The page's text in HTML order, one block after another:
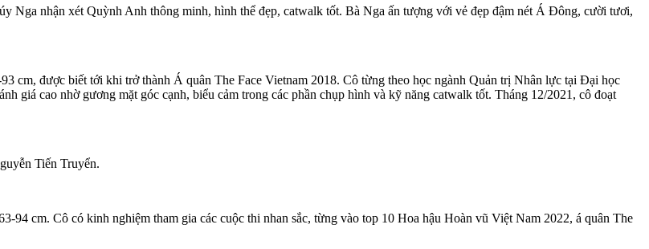
Nga nhận xét Quỳnh Anh thông minh, hình thể đẹp, catwalk tốt. Bà Nga ấn tượng với vẻ đẹp đậm nét Á Đông, cười tươi,
cm, được biết tới khi trở thành Á quân The Face Vietnam 2018. Cô từng theo học ngành Quản trị Nhân lực tại Đại học
giá cao nhờ gương mặt góc cạnh, biểu cảm trong các phần chụp hình và kỹ năng catwalk tốt. Tháng 12/2021, cô đoạt
Tiến Truyển.
cm. Cô có kinh nghiệm tham gia các cuộc thi nhan sắc, từng vào top 10 Hoa hậu Hoàn vũ Việt Nam 2022, á quân The